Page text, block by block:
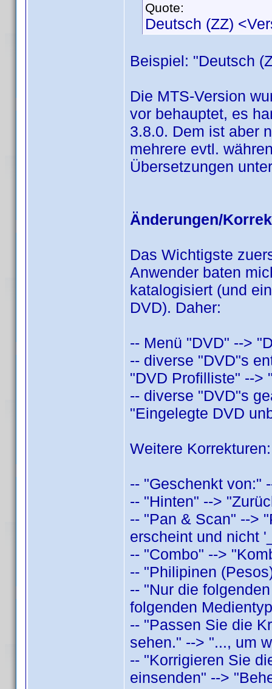
Quote:
Deutsch (ZZ)
Beispiel: "Deutsch
Die MTS-Version
vor behauptet, es
3.8.0. Dem ist aber
mehrere evtl.
Übersetzungen
Änderungen/
Das Wichtigste
Anwender baten
katalogisiert (und
DVD). Daher:
-- Menü "DVD" -->
-- diverse "DVD"s
"DVD Profilliste" -->
-- diverse "DVD"s
"Eingelegte DVD
Weitere Korrekturen:
-- "Geschenkt von:"
-- "Hinten" -->
-- "Pan & Scan" -->
erscheint und nicht
-- "Combo" -->
-- "Philipinen
-- "Nur die
folgenden
-- "Passen Sie die
sehen." --> "..., um
-- "Korrigieren Sie
einsenden" -->